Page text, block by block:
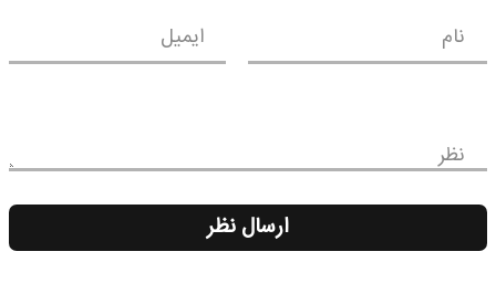
نام ایمیل
نظر
ارسال نظر